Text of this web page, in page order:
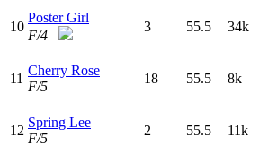
10
Poster Girl
F/4
3 55.5 34k
11
Cherry Rose
F/5
18 55.5 8k
12
Spring Lee
F/5
2 55.5 11k